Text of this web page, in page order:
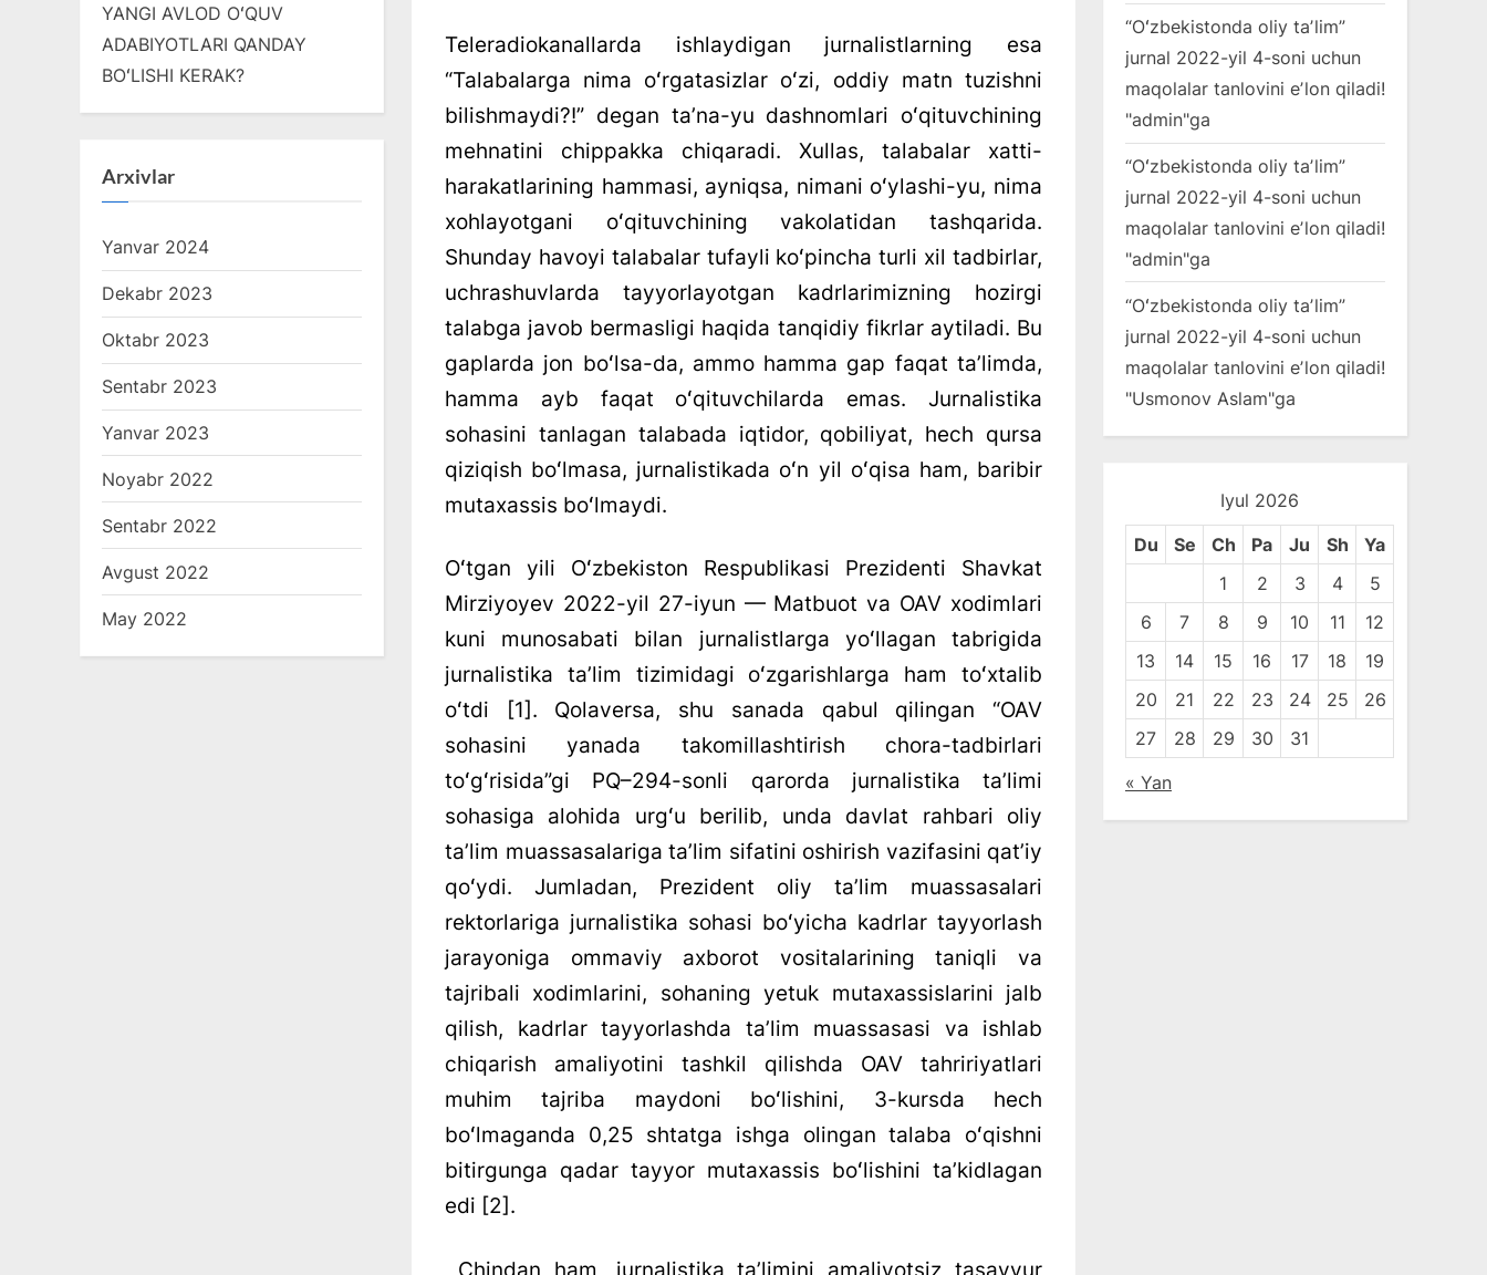
Teleradiokanallarda ishlaydigan jurnalistlarning esa
“Talabalarga nima oʻrgatasizlar oʻzi, oddiy matn tuzishni
bilishmaydi?!” degan taʼna-yu dashnomlari oʻqituvchining
mehnatini chippakka chiqaradi. Xullas, talabalar xatti-
harakatlarining hammasi, ayniqsa, nimani oʻylashi-yu, nima
xohlayotgani oʻqituvchining vakolatidan tashqarida.
Shunday havoyi talabalar tufayli koʻpincha turli xil tadbirlar,
uchrashuvlarda tayyorlayotgan kadrlarimizning hozirgi
talabga javob bermasligi haqida tanqidiy fikrlar aytiladi. Bu
gaplarda jon boʻlsa-da, ammo hamma gap faqat taʼlimda,
hamma ayb faqat oʻqituvchilarda emas. Jurnalistika
sohasini tanlagan talabada iqtidor, qobiliyat, hech qursa
qiziqish boʻlmasa, jurnalistikada oʻn yil oʻqisa ham, baribir
mutaxassis boʻlmaydi.
Oʻtgan yili Oʻzbekiston Respublikasi Prezidenti Shavkat
Mirziyoyev 2022-yil 27-iyun — Matbuot va OAV xodimlari
kuni munosabati bilan jurnalistlarga yoʻllagan tabrigida
jurnalistika taʼlim tizimidagi oʻzgarishlarga ham toʻxtalib
oʻtdi [1]. Qolaversa, shu sanada qabul qilingan “OAV
sohasini yanada takomillashtirish chora-tadbirlari
toʻgʻrisida”gi PQ–294-sonli qarorda jurnalistika taʼlimi
sohasiga alohida urgʻu berilib, unda davlat rahbari oliy
taʼlim muassasalariga taʼlim sifatini oshirish vazifasini qatʼiy
qoʻydi. Jumladan, Prezident oliy taʼlim muassasalari
rektorlariga jurnalistika sohasi boʻyicha kadrlar tayyorlash
jarayoniga ommaviy axborot vositalarining taniqli va
tajribali xodimlarini, sohaning yetuk mutaxassislarini jalb
qilish, kadrlar tayyorlashda taʼlim muassasasi va ishlab
chiqarish amaliyotini tashkil qilishda OAV tahririyatlari
muhim tajriba maydoni boʻlishini, 3-kursda hech
boʻlmaganda 0,25 shtatga ishga olingan talaba oʻqishni
bitirgunga qadar tayyor mutaxassis boʻlishini taʼkidlagan
edi [2].
Chindan ham, jurnalistika taʼlimini amaliyotsiz tasavvur
YANGI AVLOD OʻQUV
ADABIYOTLARI QANDAY
BOʻLISHI KERAK?
Arxivlar
Yanvar 2024
Dekabr 2023
Oktabr 2023
Sentabr 2023
Yanvar 2023
Noyabr 2022
Sentabr 2022
Avgust 2022
May 2022
“Oʻzbekistonda oliy taʼlim”
jurnal 2022-yil 4-soni uchun
maqolalar tanlovini eʼlon qiladi!
"admin"ga
“Oʻzbekistonda oliy taʼlim”
jurnal 2022-yil 4-soni uchun
maqolalar tanlovini eʼlon qiladi!
"admin"ga
“Oʻzbekistonda oliy taʼlim”
jurnal 2022-yil 4-soni uchun
maqolalar tanlovini eʼlon qiladi!
"Usmonov Aslam"ga
Iyul 2026
Du Se Ch Pa Ju Sh
Ya
1
2 3 4
5
6
7 8 9 10 11
12
13
14 15 16 17 18
19
20
21 22 23 24 25
26
27
28 29 30 31
« Yan